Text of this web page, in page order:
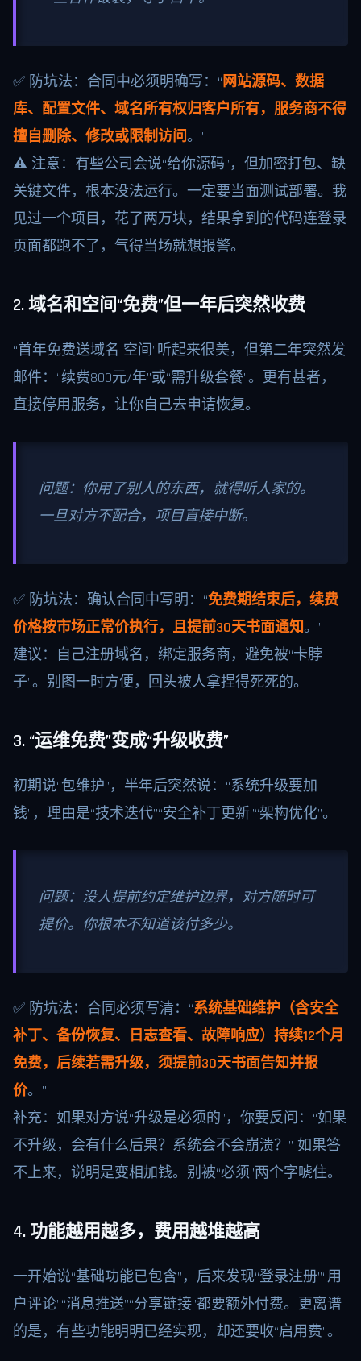
✅ 防坑法：合同中必须明确写：“网站源码、数据
库、配置文件、域名所有权归客户所有，服务商不得
擅自删除、修改或限制访问。”
⚠️ 注意：有些公司会说“给你源码”，但加密打包、缺
关键文件，根本没法运行。一定要当面测试部署。我
见过一个项目，花了两万块，结果拿到的代码连登录
页面都跑不了，气得当场就想报警。
2. 域名和空间“免费”但一年后突然收费
“首年免费送域名 空间”听起来很美，但第二年突然发
邮件：“续费800元/年”或“需升级套餐”。更有甚者，
直接停用服务，让你自己去申请恢复。
问题：你用了别人的东西，就得听人家的。
一旦对方不配合，项目直接中断。
✅ 防坑法：确认合同中写明：“免费期结束后，续费
价格按市场正常价执行，且提前30天书面通知。”
建议：自己注册域名，绑定服务商，避免被“卡脖
子”。别图一时方便，回头被人拿捏得死死的。
3. “运维免费”变成“升级收费”
初期说“包维护”，半年后突然说：“系统升级要加
钱”，理由是“技术迭代”“安全补丁更新”“架构优化”。
问题：没人提前约定维护边界，对方随时可
提价。你根本不知道该付多少。
✅ 防坑法：合同必须写清：“系统基础维护（含安全
补丁、备份恢复、日志查看、故障响应）持续12个月
免费，后续若需升级，须提前30天书面告知并报
价。”
补充：如果对方说“升级是必须的”，你要反问：“如果
不升级，会有什么后果？系统会不会崩溃？” 如果答
不上来，说明是变相加钱。别被“必须”两个字唬住。
4. 功能越用越多，费用越堆越高
一开始说“基础功能已包含”，后来发现“登录注册”“用
户评论”“消息推送”“分享链接”都要额外付费。更离谱
的是，有些功能明明已经实现，却还要收“启用费”。